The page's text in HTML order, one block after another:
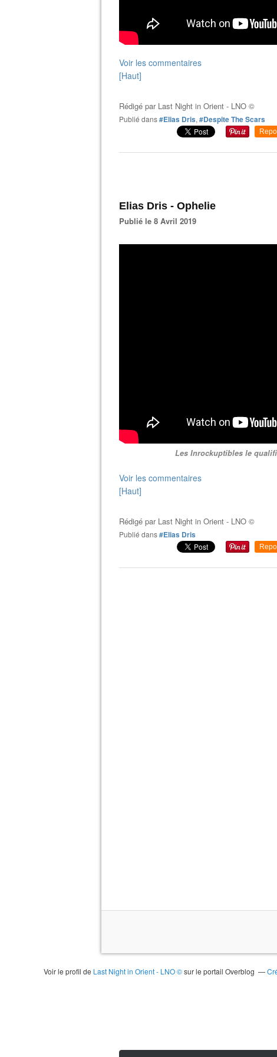
Voir les commentaires
[Haut]
Rédigé par Last Night in Orient - LNO ©
Publié dans#Elias Dris, #Despite The Scars
Elias Dris - Ophelie
Publié le 8 Avril 2019
Les Inrockuptibles le
Voir les commentaires
[Haut]
Rédigé par Last Night in Orient - LNO ©
Publié dans#Elias Dris
Voir le profil de Last Night in Orient - LNO ©sur le portail Overblog